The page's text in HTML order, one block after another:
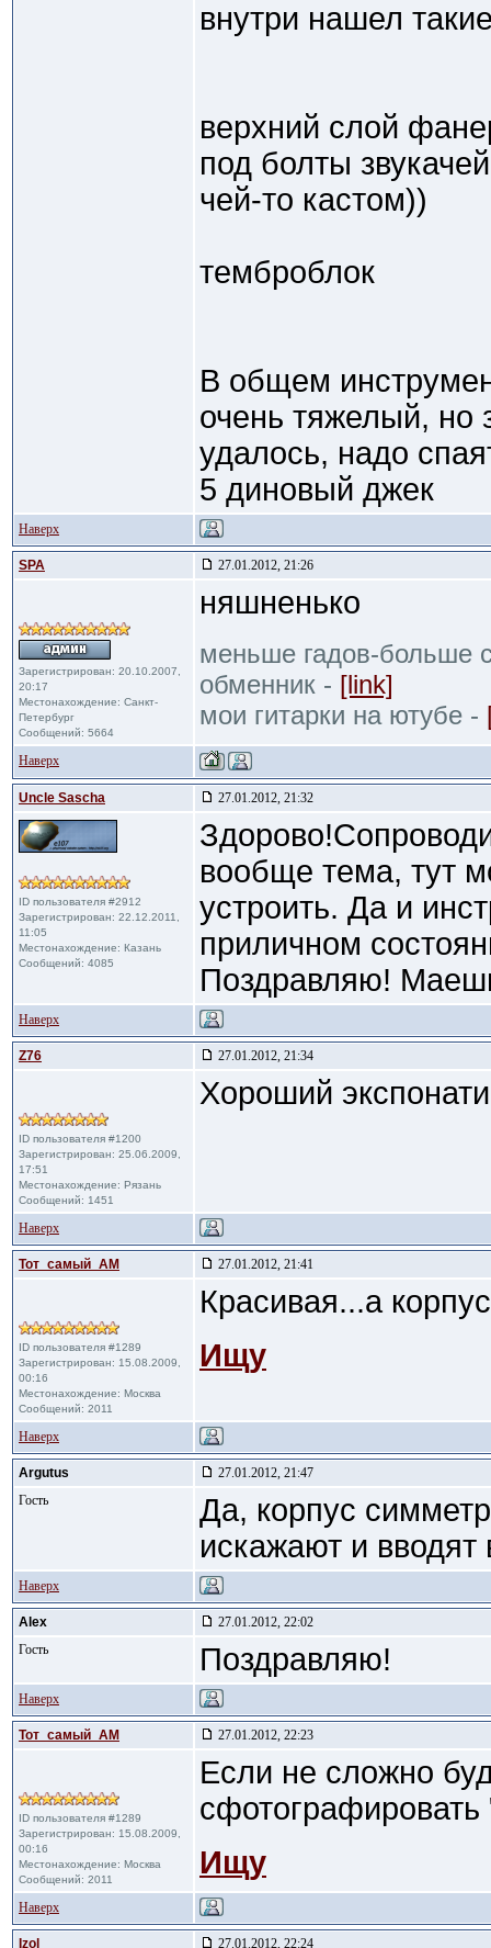
внутри нашел
верхний слой
под болты
чей-то кастом))
темброблок
В общем
очень тяжелый, но
удалось, надо
5 диновый джек
Наверх
SPA 27.01.2012, 21:26
Зарегистрирован: 20.10.2007,
20:17
Местонахождение: Санкт-
Петербург
Сообщений: 5664
няшненько
меньше гадов-больше
обменник - [link]
мои гитарки на ютубе -
Наверх
Uncle Sascha 27.01.2012, 21:32
ID пользователя #2912
Зарегистрирован: 22.12.2011,
11:05
Местонахождение: Казань
Сообщений: 4085
вообще тема, тут
устроить. Да и
приличном
Поздравляю!
Наверх
Z76 27.01.2012, 21:34
ID пользователя #1200
Зарегистрирован: 25.06.2009,
17:51
Местонахождение: Рязань
Сообщений: 1451
Хороший
Наверх
Тот_самый_АМ 27.01.2012, 21:41
ID пользователя #1289
Зарегистрирован: 15.08.2009,
00:16
Местонахождение: Москва
Сообщений: 2011
Красивая...а
Ищу
Наверх
Argutus
27.01.2012, 21:47
Гость
Да, корпус
искажают и
Наверх
Alex
27.01.2012, 22:02
Гость
Поздравляю!
Наверх
Тот_самый_АМ 27.01.2012, 22:23
ID пользователя #1289
Зарегистрирован: 15.08.2009,
00:16
Местонахождение: Москва
Сообщений: 2011
Если не сложно
Ищу
Наверх
Izol 27.01.2012, 22:24